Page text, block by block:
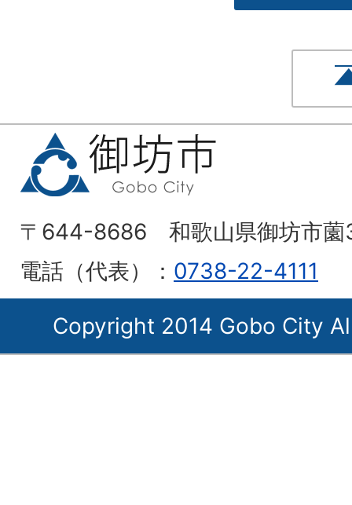
〒644-8686 和歌山県御坊市薗
電話（代表）： 0738-22-4111
Copyright 2014 Gobo City